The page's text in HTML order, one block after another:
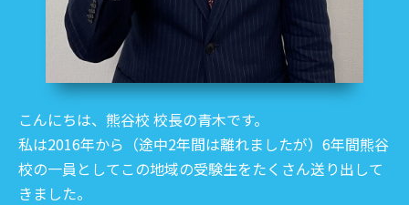
こんにちは、熊谷校 校長の青木です。
私は2016年から（途中2年間は離れましたが）6年間熊谷
校の一員としてこの地域の受験生をたくさん送り出して
きました。